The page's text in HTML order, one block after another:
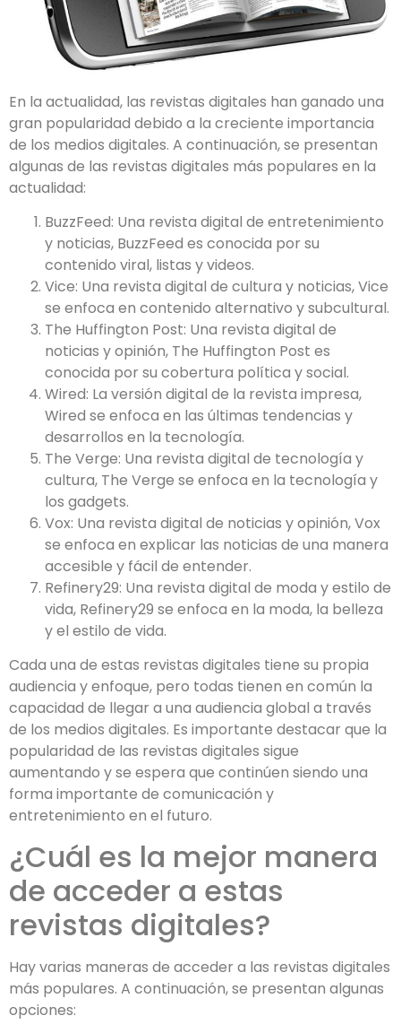
En la actualidad, las revistas digitales han ganado una
gran popularidad debido a la creciente importancia
de los medios digitales. A continuación, se presentan
algunas de las revistas digitales más populares en la
actualidad:
BuzzFeed: Una revista digital de entretenimiento
y noticias, BuzzFeed es conocida por su
contenido viral, listas y videos.
Vice: Una revista digital de cultura y noticias, Vice
se enfoca en contenido alternativo y subcultural.
The Huffington Post: Una revista digital de
noticias y opinión, The Huffington Post es
conocida por su cobertura política y social.
Wired: La versión digital de la revista impresa,
Wired se enfoca en las últimas tendencias y
desarrollos en la tecnología.
The Verge: Una revista digital de tecnología y
cultura, The Verge se enfoca en la tecnología y
los gadgets.
Vox: Una revista digital de noticias y opinión, Vox
se enfoca en explicar las noticias de una manera
accesible y fácil de entender.
Refinery29: Una revista digital de moda y estilo de
vida, Refinery29 se enfoca en la moda, la belleza
y el estilo de vida.
Cada una de estas revistas digitales tiene su propia
audiencia y enfoque, pero todas tienen en común la
capacidad de llegar a una audiencia global a través
de los medios digitales. Es importante destacar que la
popularidad de las revistas digitales sigue
aumentando y se espera que continúen siendo una
forma importante de comunicación y
entretenimiento en el futuro.
¿Cuál es la mejor manera
de acceder a estas
revistas digitales?
Hay varias maneras de acceder a las revistas digitales
más populares. A continuación, se presentan algunas
opciones: